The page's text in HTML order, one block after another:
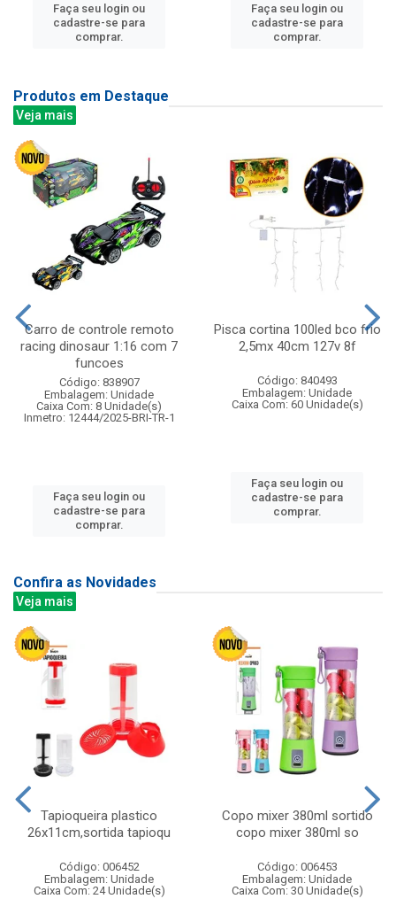
Faça seu login ou
cadastre-se para
comprar.
Faça seu login ou
cadastre-se para
comprar.
Produtos em Destaque
Veja mais
Carro de controle remoto
racing dinosaur 1:16 com 7
funcoes
Código: 838907
Embalagem: Unidade
Caixa Com: 8 Unidade(s)
Inmetro: 12444/2025-BRI-TR-1
Faça seu login ou
cadastre-se para
comprar.
Pisca cortina 100led bco frio
2,5mx 40cm 127v 8f
Código: 840493
Embalagem: Unidade
Caixa Com: 60 Unidade(s)
Faça seu login ou
cadastre-se para
comprar.
Confira as Novidades
Veja mais
Tapioqueira plastico
26x11cm,sortida tapioqu
Código: 006452
Embalagem: Unidade
Caixa Com: 24 Unidade(s)
Copo mixer 380ml sortido
copo mixer 380ml so
Código: 006453
Embalagem: Unidade
Caixa Com: 30 Unidade(s)